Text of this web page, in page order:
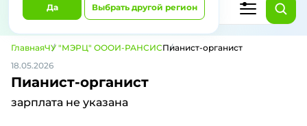
Да Выбрать другой регион
ГлавнаяЧУ "МЭРЦ" ОООИ-РАНСИСПианист-органист
18.05.2026
Пианист-органист
зарплата не указана